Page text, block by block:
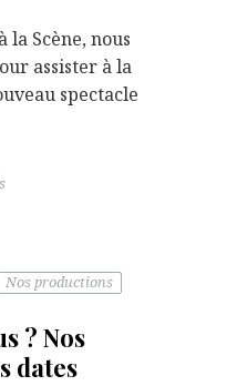
Scène, nous
assister à la
spectacle
Nos productions
? Nos
dates